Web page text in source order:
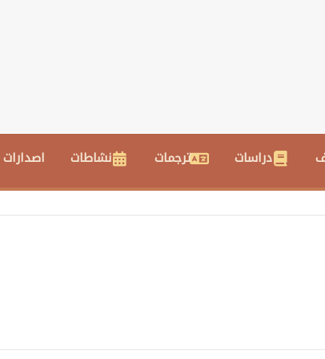
دراسات ترجمات نشاطات اصدارات